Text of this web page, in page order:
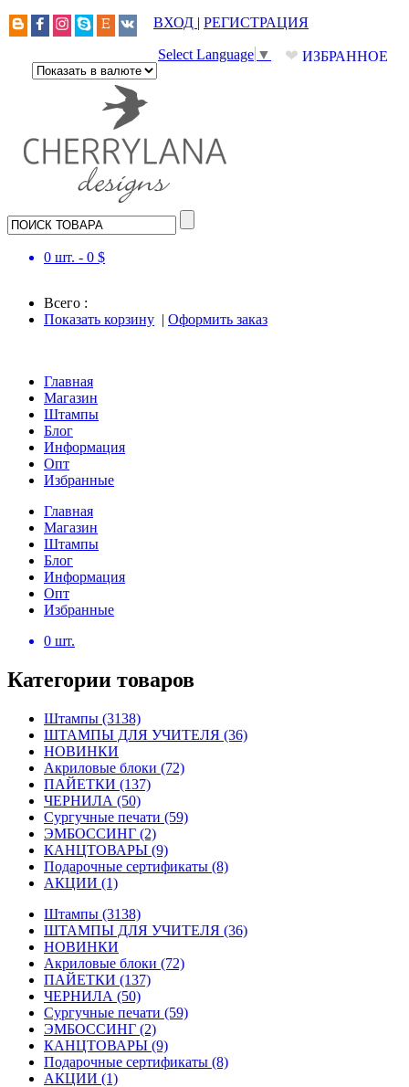
ВХОД | РЕГИСТРАЦИЯ
❤ ИЗБРАННОЕ
Select Language ▼
0 шт. - 0 $
Всего :
Показать корзину | Оформить заказ
Главная
Магазин
Штампы
Блог
Информация
Опт
Избранные
Главная
Магазин
Штампы
Блог
Информация
Опт
Избранные
0 шт.
Категории товаров
Штампы (3138)
ШТАМПЫ ДЛЯ УЧИТЕЛЯ (36)
НОВИНКИ
Акриловые блоки (72)
ПАЙЕТКИ (137)
ЧЕРНИЛА (50)
Сургучные печати (59)
ЭМБОССИНГ (2)
КАНЦТОВАРЫ (9)
Подарочные сертификаты (8)
АКЦИИ (1)
Штампы (3138)
ШТАМПЫ ДЛЯ УЧИТЕЛЯ (36)
НОВИНКИ
Акриловые блоки (72)
ПАЙЕТКИ (137)
ЧЕРНИЛА (50)
Сургучные печати (59)
ЭМБОССИНГ (2)
КАНЦТОВАРЫ (9)
Подарочные сертификаты (8)
АКЦИИ (1)